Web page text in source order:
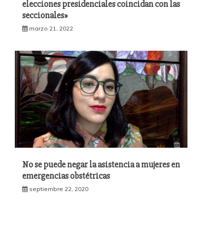
elecciones presidenciales coincidan con las
seccionales»
marzo 21, 2022
No se puede negar la asistencia a mujeres en
emergencias obstétricas
septiembre 22, 2020